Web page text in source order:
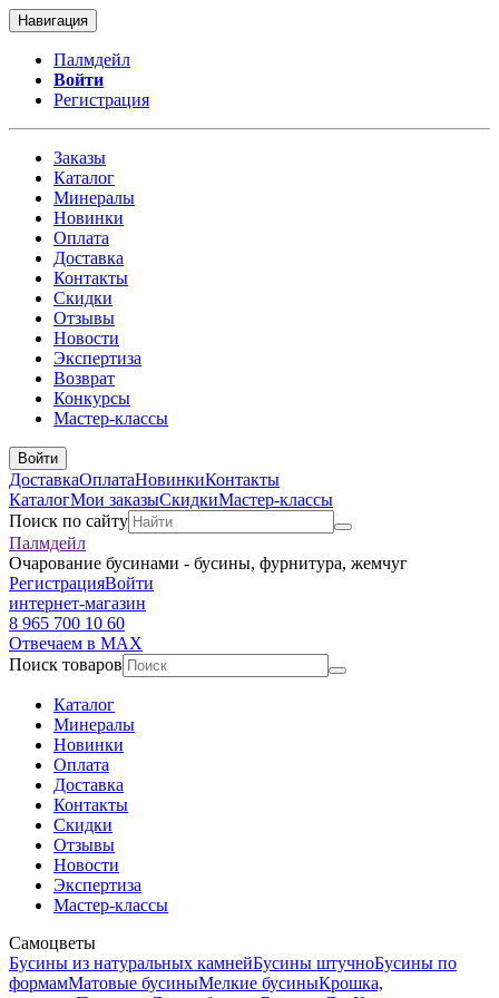
Навигация
Палмдейл
Войти
Регистрация
Заказы
Каталог
Минералы
Новинки
Оплата
Доставка
Контакты
Скидки
Отзывы
Новости
Экспертиза
Возврат
Конкурсы
Мастер-классы
Войти
ДоставкаОплатаНовинкиКонтакты
КаталогМои заказыСкидкиМастер-классы
Поиск по сайту
Палмдейл
Очарование бусинами - бусины, фурнитура, жемчуг
РегистрацияВойти
интернет-магазин
8 965 700 10 60
Отвечаем в MAX
Поиск товаров
Каталог
Минералы
Новинки
Оплата
Доставка
Контакты
Скидки
Отзывы
Новости
Экспертиза
Мастер-классы
Самоцветы
Бусины из натуральных камнейБусины штучноБусины по
формамМатовые бусиныМелкие бусиныКрошка,